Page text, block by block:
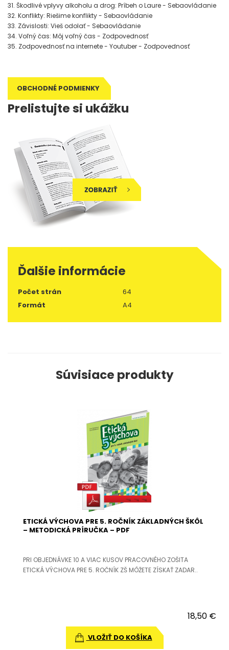
31. Škodlivé vplyvy alkoholu a drog: Príbeh o Laure - Sebaovládanie
32. Konflikty: Riešime konflikty - Sebaovládanie
33. Závislosti: Vieš odolať - Sebaovládanie
34. Voľný čas: Môj voľný čas - Zodpovednosť
35. Zodpovednosť na internete - Youtuber - Zodpovednosť
OBCHODNÉ PODMIENKY
Prelistujte si ukážku
Ďalšie informácie
Počet strán
64
Formát
A4
Súvisiace produkty
ETICKÁ VÝCHOVA PRE 5. ROČNÍK ZÁKLADNÝCH ŠKÔL
– METODICKÁ PRÍRUČKA – PDF
PRI OBJEDNÁVKE 10 A VIAC KUSOV PRACOVNÉHO ZOŠITA
ETICKÁ VÝCHOVA PRE 5. ROČNÍK ZŠ MÔŽETE ZÍSKAŤ ZADAR..
18,50 €
VLOŽIŤ DO KOŠÍKA